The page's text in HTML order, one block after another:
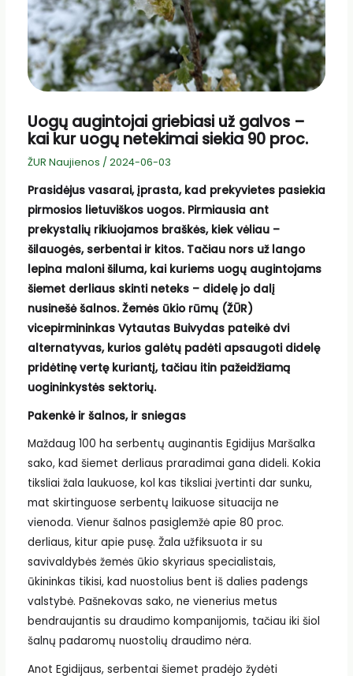
Uogų augintojai griebiasi už galvos –
kai kur uogų netekimai siekia 90 proc.
ŽUR Naujienos / 2024-06-03
Prasidėjus vasarai, įprasta, kad prekyvietes pasiekia
pirmosios lietuviškos uogos. Pirmiausia ant
prekystalių rikiuojamos braškės, kiek vėliau –
šilauogės, serbentai ir kitos. Tačiau nors už lango
lepina maloni šiluma, kai kuriems uogų augintojams
šiemet derliaus skinti neteks – didelę jo dalį
nusinešė šalnos. Žemės ūkio rūmų (ŽŪR)
vicepirmininkas Vytautas Buivydas pateikė dvi
alternatyvas, kurios galėtų padėti apsaugoti didelę
pridėtinę vertę kuriantį, tačiau itin pažeidžiamą
uogininkystės sektorių.
Pakenkė ir šalnos, ir sniegas
Maždaug 100 ha serbentų auginantis Egidijus Maršalka
sako, kad šiemet derliaus praradimai gana dideli. Kokia
tiksliai žala laukuose, kol kas tiksliai įvertinti dar sunku,
mat skirtinguose serbentų laikuose situacija ne
vienoda. Vienur šalnos pasiglemžė apie 80 proc.
derliaus, kitur apie pusę. Žala užfiksuota ir su
savivaldybės žemės ūkio skyriaus specialistais,
ūkininkas tikisi, kad nuostolius bent iš dalies padengs
valstybė. Pašnekovas sako, ne vienerius metus
bendraujantis su draudimo kompanijomis, tačiau iki šiol
šalnų padaromų nuostolių draudimo nėra.
Anot Egidijaus, serbentai šiemet pradėjo žydėti